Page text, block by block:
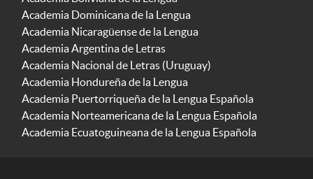
Academia Dominicana de la Lengua
Academia Nicaragüense de la Lengua
Academia Argentina de Letras
Academia Nacional de Letras (Uruguay)
Academia Hondureña de la Lengua
Academia Puertorriqueña de la Lengua Española
Academia Norteamericana de la Lengua Española
Academia Ecuatoguineana de la Lengua Española